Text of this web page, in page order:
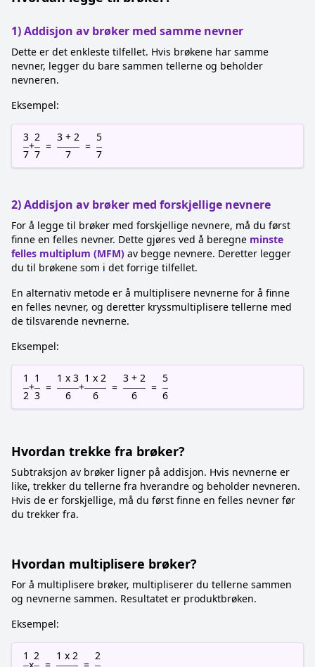
1) Addisjon av brøker med samme nevner
Dette er det enkleste tilfellet. Hvis brøkene har samme
nevner, legger du bare sammen tellerne og beholder
nevneren.
Eksempel:
3
7
+
2
7
=
3 + 2
7
=
5
7
2) Addisjon av brøker med forskjellige nevnere
For å legge til brøker med forskjellige nevnere, må du først
finne en felles nevner. Dette gjøres ved å beregne minste
felles multiplum (MFM) av begge nevnere. Deretter legger
du til brøkene som i det forrige tilfellet.
En alternativ metode er å multiplisere nevnerne for å finne
en felles nevner, og deretter kryssmultiplisere tellerne med
de tilsvarende nevnerne.
Eksempel:
1
2
+
1
3
=
1 x 3
6
+
1 x 2
6
=
3 + 2
6
=
5
6
Hvordan trekke fra brøker?
Subtraksjon av brøker ligner på addisjon. Hvis nevnerne er
like, trekker du tellerne fra hverandre og beholder nevneren.
Hvis de er forskjellige, må du først finne en felles nevner før
du trekker fra.
Hvordan multiplisere brøker?
For å multiplisere brøker, multipliserer du tellerne sammen
og nevnerne sammen. Resultatet er produktbrøken.
Eksempel:
1
x
2
=
1 x 2
=
2